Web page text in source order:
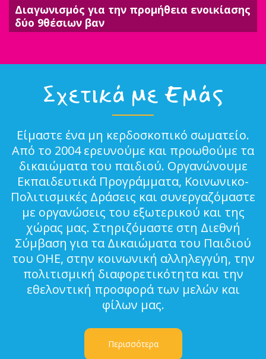
Διαγωνισμός για την προμήθεια ενοικίασης
δύο 9θέσιων βαν
Σχετικά με Εμάς
Είμαστε ένα μη κερδοσκοπικό σωματείο.
Από το 2004 ερευνούμε και προωθούμε τα
δικαιώματα του παιδιού. Οργανώνουμε
Εκπαιδευτικά Προγράμματα, Κοινωνικο-
Πολιτισμικές Δράσεις και συνεργαζόμαστε
με οργανώσεις του εξωτερικού και της
χώρας μας. Στηριζόμαστε στη Διεθνή
Σύμβαση για τα Δικαιώματα του Παιδιού
του ΟΗΕ, στην κοινωνική αλληλεγγύη, την
πολιτισμική διαφορετικότητα και την
εθελοντική προσφορά των μελών και
φίλων μας.
Περισσότερα